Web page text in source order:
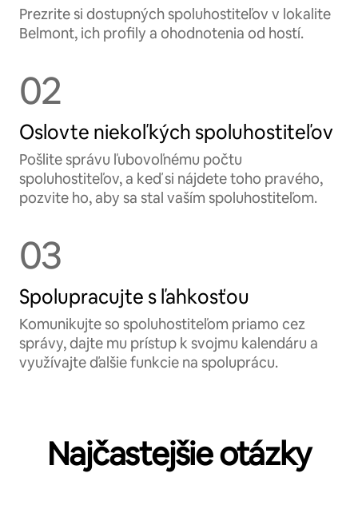
Prezrite si dostupných spoluhostiteľov v lokalite
Belmont, ich profily a ohodnotenia od hostí.
02
Oslovte niekoľkých spoluhostiteľov
Pošlite správu ľubovoľnému počtu
spoluhostiteľov, a keď si nájdete toho pravého,
pozvite ho, aby sa stal vaším spoluhostiteľom.
03
Spolupracujte s ľahkosťou
Komunikujte so spoluhostiteľom priamo cez
správy, dajte mu prístup k svojmu kalendáru a
využívajte ďalšie funkcie na spoluprácu.
Najčastejšie otázky